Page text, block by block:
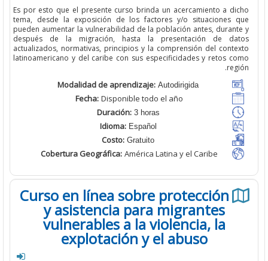
Es por estoqueel presente curso brinda un acercamiento a
tema, desde la exposición de los factores y/o situaciones
pueden aumentar la vulnerabilidad de la población antes,
después de la migración, hasta la presentación de
actualizados, normativas, principios y la comprensión del
latinoamericano y del caribe con sus especificidades y retos
Modalidad de aprendizaje:Autodirigida
Fecha: Disponible todo el año
Duración:
Idioma:
Costo:
Cobertura Geográfica: América Latina y el Caribe
Curso en línea sobre protección
y asistencia para migrantes
vulnerables a la violencia, la
explotación y el abuso